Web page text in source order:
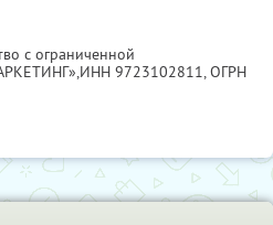
с ограниченной
ИНН 9723102811, ОГРН